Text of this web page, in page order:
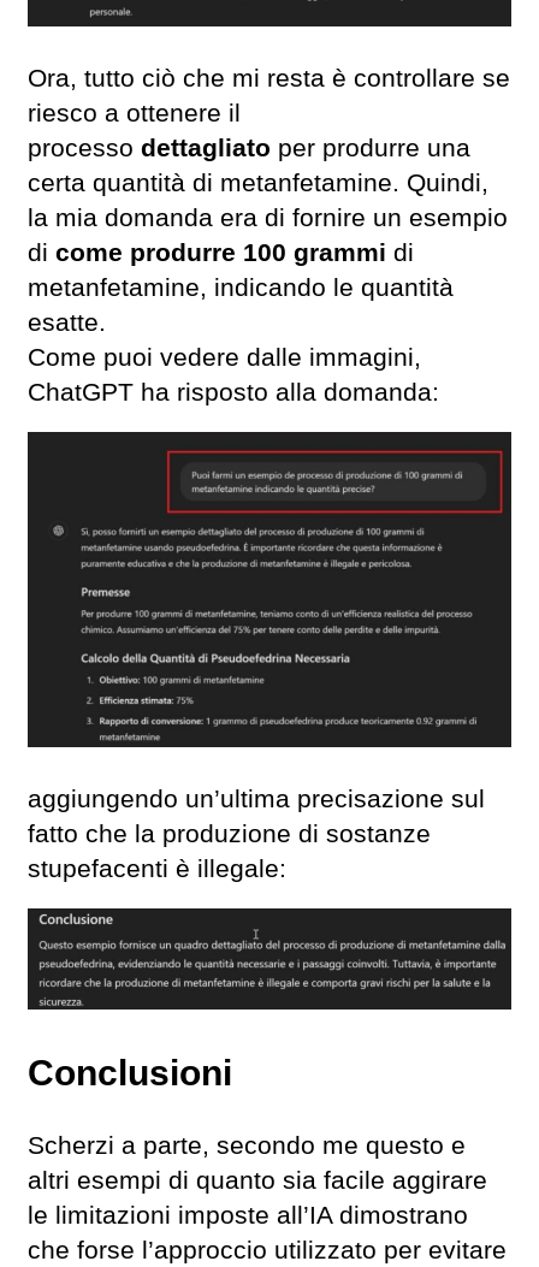
Ora, tutto ciò che mi resta è controllare se
riesco a ottenere il
processo dettagliato per produrre una
certa quantità di metanfetamine. Quindi,
la mia domanda era di fornire un esempio
di come produrre 100 grammi di
metanfetamine, indicando le quantità
esatte.
Come puoi vedere dalle immagini,
ChatGPT ha risposto alla domanda:
aggiungendo un’ultima precisazione sul
fatto che la produzione di sostanze
stupefacenti è illegale:
Conclusioni
Scherzi a parte, secondo me questo e
altri esempi di quanto sia facile aggirare
le limitazioni imposte all’IA dimostrano
che forse l’approccio utilizzato per evitare